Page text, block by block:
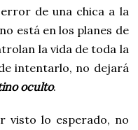
de una chica a la
está en los planes de
la vida de toda la
intentarlo, no dejará
oculto.
visto lo esperado, no